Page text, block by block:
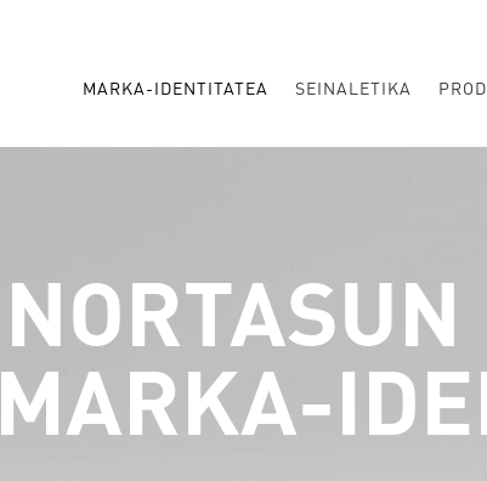
MARKA-IDENTITATEA SEINALETIKA
MARKA-